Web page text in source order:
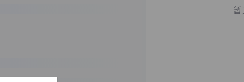
暂